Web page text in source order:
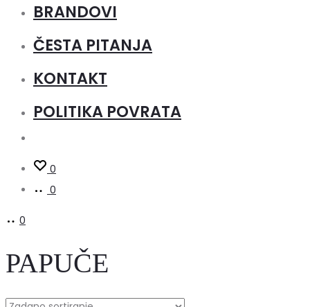
BRANDOVI
ČESTA PITANJA
KONTAKT
POLITIKA POVRATA
0
0
0
PAPUČE